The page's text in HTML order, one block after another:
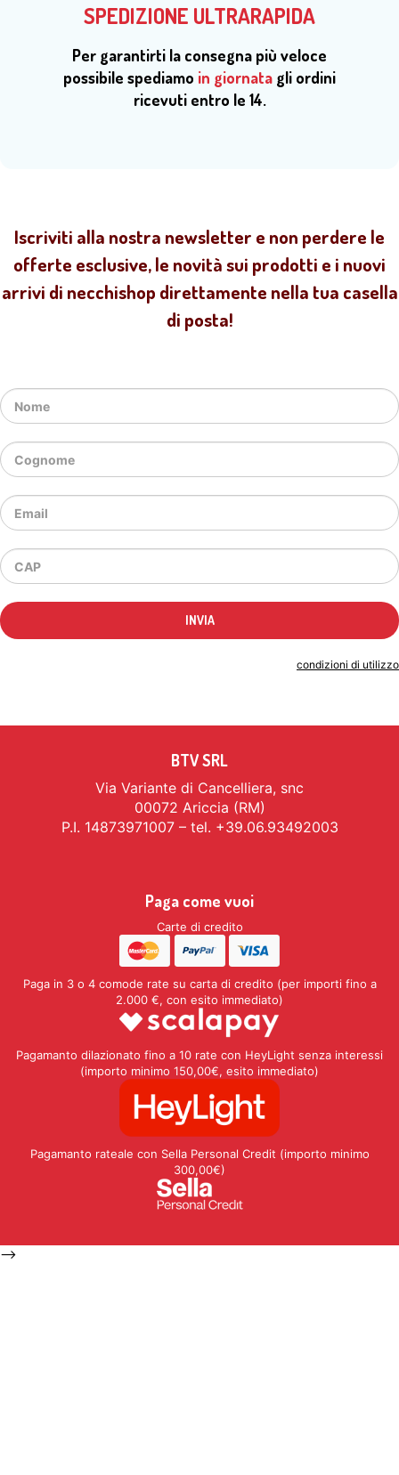
SPEDIZIONE ULTRARAPIDA
Per garantirti la consegna più veloce
possibile spediamo in giornata gli ordini
ricevuti entro le 14.
Iscriviti alla nostra newsletter e non perdere le
offerte esclusive, le novità sui prodotti e i nuovi
arrivi di necchishop direttamente nella tua casella
di posta!
condizioni di utilizzo
BTV SRL
Via Variante di Cancelliera, snc
00072 Ariccia (RM)
P.I. 14873971007 – tel. +39.06.93492003
Paga come vuoi
Carte di credito
Paga in 3 o 4 comode rate su carta di credito (per importi fino a
2.000 €, con esito immediato)
Pagamanto dilazionato fino a 10 rate con HeyLight senza interessi
(importo minimo 150,00€, esito immediato)
Pagamanto rateale con Sella Personal Credit (importo minimo
300,00€)
-->